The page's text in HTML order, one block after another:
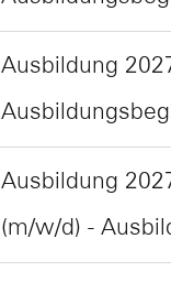
Ausbildung
Ausbildung
(m/w/d) -